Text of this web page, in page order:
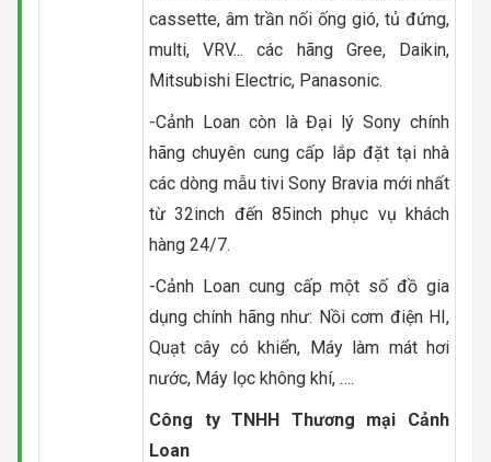
cassette, âm trần nối ống gió, tủ đứng,
multi, VRV... các hãng Gree, Daikin,
Mitsubishi Electric, Panasonic.
-Cảnh Loan còn là Đại lý Sony chính
hãng chuyên cung cấp lắp đặt tại nhà
các dòng mẫu tivi Sony Bravia mới nhất
từ 32inch đến 85inch phục vụ khách
hàng 24/7.
-Cảnh Loan cung cấp một số đồ gia
dụng chính hãng như: Nồi cơm điện HI,
Quạt cây có khiển, Máy làm mát hơi
nước, Máy lọc không khí, ….
Công ty TNHH Thương mại Cảnh
Loan